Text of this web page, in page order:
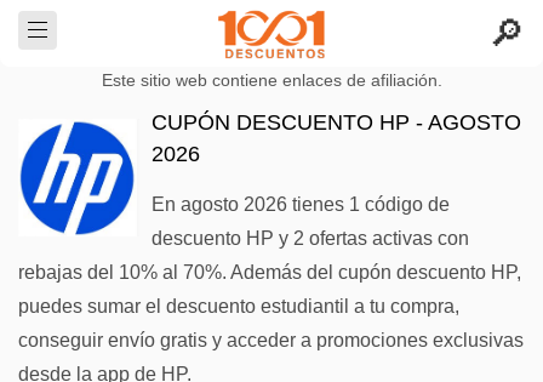
Este sitio web contiene enlaces de afiliación.
CUPÓN DESCUENTO HP - AGOSTO
2026
En agosto 2026 tienes 1 código de
descuento HP y 2 ofertas activas con
rebajas del 10% al 70%. Además del cupón descuento HP,
puedes sumar el descuento estudiantil a tu compra,
conseguir envío gratis y acceder a promociones exclusivas
desde la app de HP.